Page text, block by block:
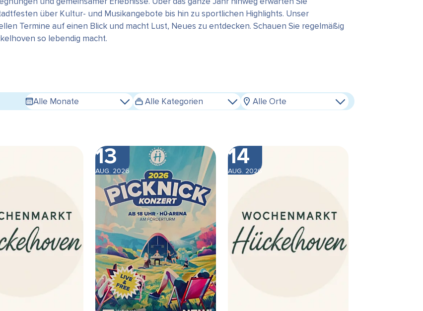
über Kultur- und Musikangebote bis hin zu sportlichen Highlights. Unser
Termine auf einen Blick und macht Lust, Neues zu entdecken. Schauen Sie regelmäßig
so lebendig macht.
Alle Monate Alle Kategorien Alle Orte
13
AUG. 2026
14
AUG. 2026